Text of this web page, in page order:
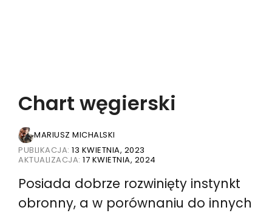
Chart węgierski
MARIUSZ MICHALSKI
PUBLIKACJA: 13 KWIETNIA, 2023
AKTUALIZACJA: 17 KWIETNIA, 2024
Posiada dobrze rozwinięty instynkt
obronny, a w porównaniu do innych